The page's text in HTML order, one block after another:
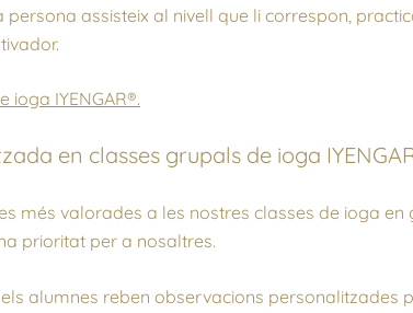
persona assisteix al nivell que li correspon,
ioga IYENGAR®.
en classes grupals de ioga
més valorades a les nostres classes de ioga
prioritat per a nosaltres.
alumnes reben observacions personalitzades